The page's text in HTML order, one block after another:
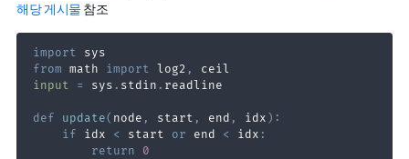
해당 게시물 참조
import
from math import log2 ,
input
= sys . stdin .
def update( node , start , end , idx ) :
if idx < start or end < idx :
return
0